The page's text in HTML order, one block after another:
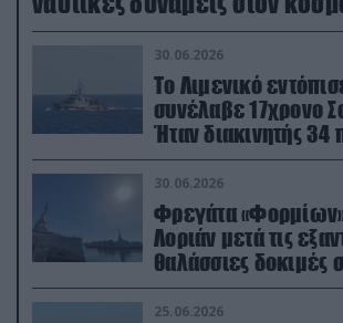
30.06.2026
Το Λιμενικό
συνέλαβε 17χρονο
Ήταν διακινητής
μεταναστών
30.06.2026
Φρεγάτα
Λοριάν μετά τις
θαλάσσιες δοκιμές στον
απαιτητικό Βισκαϊκό
25.06.2026